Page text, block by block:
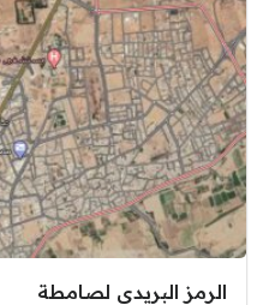
الرمز البريدي لصامطة